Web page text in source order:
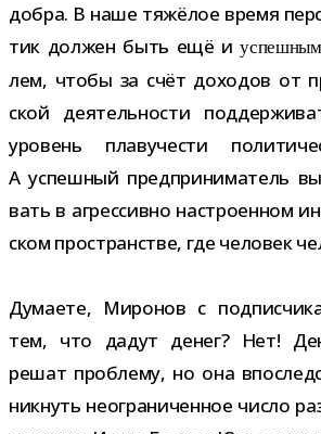
добра. В наше тяжё­лое время
тик дол­жен быть ещё иуспеш­ным
лем, чтобы за счёт дохо­дов от
ской дея­тель­но­сти
уро­вень пла­ву­че­сти
А успеш­ный пред­при­ни­ма­тель
вать в агрес­сивно настро­ен­ном
ском про­стран­стве, где чело­век
Думаете, Миронов с
тем, что дадут денег? Нет!
решат про­блему, но она
ник­нуть неогра­ни­чен­ное число